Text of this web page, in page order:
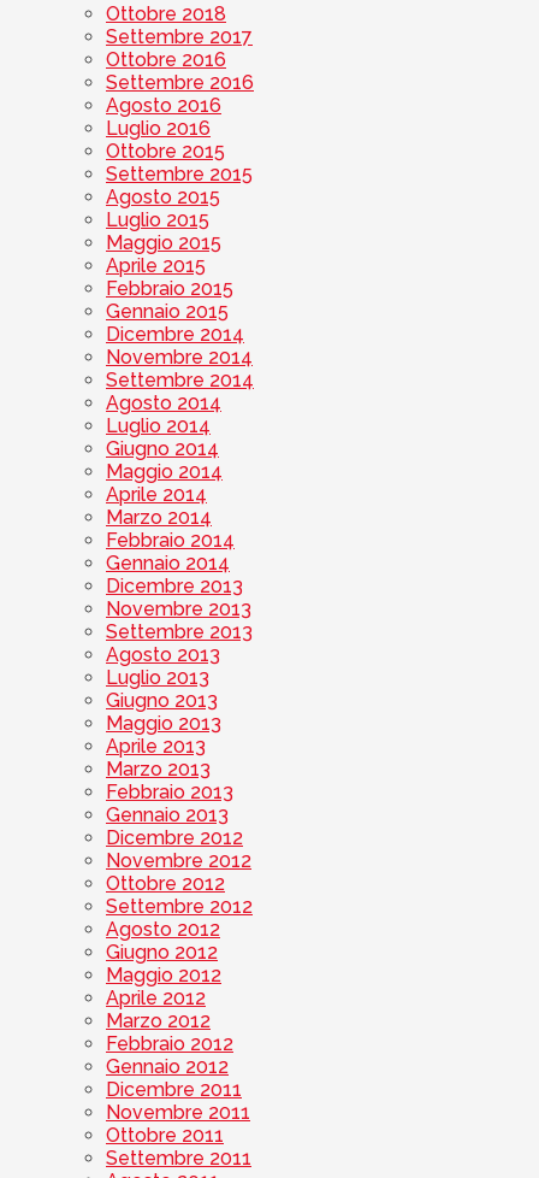
Ottobre 2018
Settembre 2017
Ottobre 2016
Settembre 2016
Agosto 2016
Luglio 2016
Ottobre 2015
Settembre 2015
Agosto 2015
Luglio 2015
Maggio 2015
Aprile 2015
Febbraio 2015
Gennaio 2015
Dicembre 2014
Novembre 2014
Settembre 2014
Agosto 2014
Luglio 2014
Giugno 2014
Maggio 2014
Aprile 2014
Marzo 2014
Febbraio 2014
Gennaio 2014
Dicembre 2013
Novembre 2013
Settembre 2013
Agosto 2013
Luglio 2013
Giugno 2013
Maggio 2013
Aprile 2013
Marzo 2013
Febbraio 2013
Gennaio 2013
Dicembre 2012
Novembre 2012
Ottobre 2012
Settembre 2012
Agosto 2012
Giugno 2012
Maggio 2012
Aprile 2012
Marzo 2012
Febbraio 2012
Gennaio 2012
Dicembre 2011
Novembre 2011
Ottobre 2011
Settembre 2011